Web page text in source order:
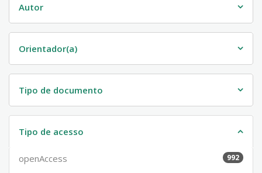
Autor
Orientador(a)
Tipo de documento
Tipo de acesso
openAccess 992